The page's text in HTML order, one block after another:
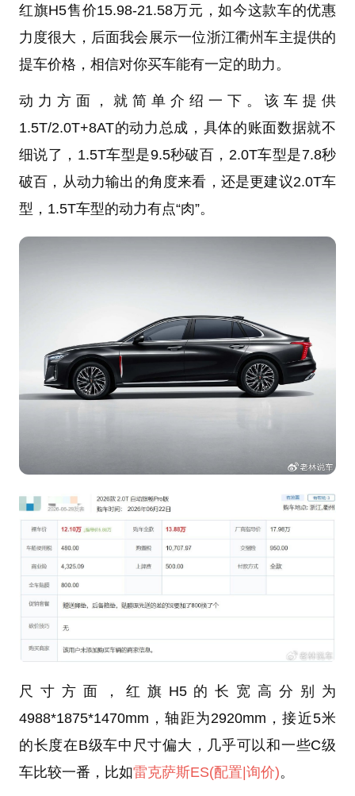
红旗H5售价15.98-21.58万元，如今这款车的优惠
力度很大，后面我会展示一位浙江衢州车主提供的
提车价格，相信对你买车能有一定的助力。
动力方面，就简单介绍一下。该车提供
1.5T/2.0T+8AT的动力总成，具体的账面数据就不
细说了，1.5T车型是9.5秒破百，2.0T车型是7.8秒
破百，从动力输出的角度来看，还是更建议2.0T车
型，1.5T车型的动力有点“肉”。
尺寸方面，红旗H5的长宽高分别为
4988*1875*1470mm，轴距为2920mm，接近5米
的长度在B级车中尺寸偏大，几乎可以和一些C级
车比较一番，比如雷克萨斯ES(配置|询价)。